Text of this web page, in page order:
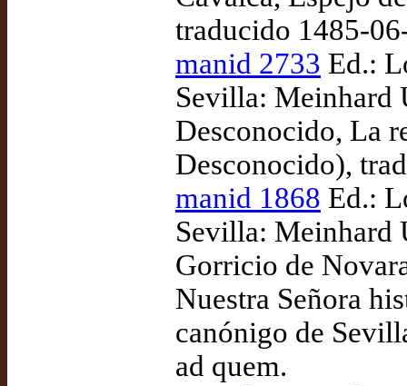
traducido 1485-
manid 2733 Ed.:
Sevilla: Meinhard
Desconocido, La
Desconocido),
manid 1868 Ed.:
Sevilla: Meinhard
Gorricio de
Nuestra Señora
canónigo de
ad quem.